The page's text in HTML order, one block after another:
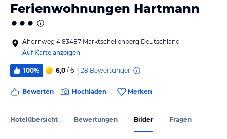
Ferienwohnungen Hartmann
Ahornweg 4 83487 Marktschellenberg Deutschland
Auf Karte anzeigen
100% 6,0 / 6 28 Bewertungen
Bewerten Hochladen Merken
Hotelübersicht Bewertungen Bilder Fragen